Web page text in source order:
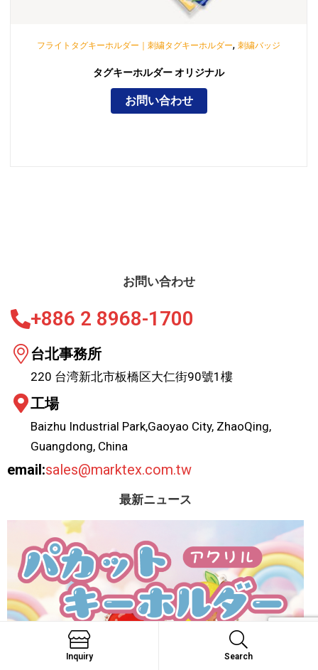
フライトタグキーホルダー｜刺繍タグキーホルダー, 刺繍バッジ
タグキーホルダー オリジナル
お問い合わせ
お問い合わせ
+886 2 8968-1700
台北事務所
220 台湾新北市板橋区大仁街90號1樓
工場
Baizhu Industrial Park,Gaoyao City, ZhaoQing,
Guangdong, China
email:sales@marktex.com.tw
最新ニュース
Inquiry Search